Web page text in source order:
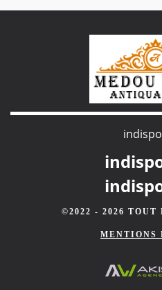
©2022 - 2026 TOUT
MENTIONS